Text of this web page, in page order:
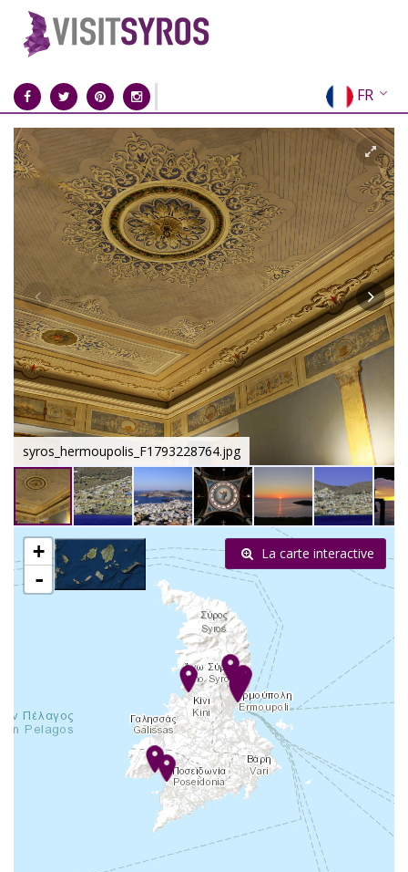
FR
EN
EL
DE
IT
ES
RU
CN
syros_hermoupolis_F1793228764.jpg
+
-
La carte interactive